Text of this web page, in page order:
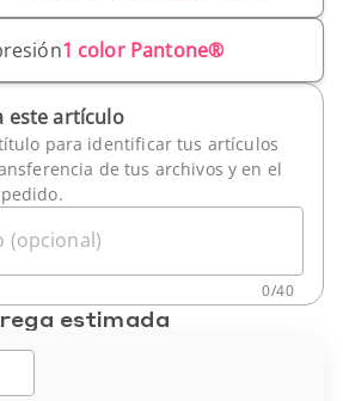
1 color Pantone®
este artículo
para identificar tus artículos
de tus archivos y en el
(opcional)
0/40
estimada